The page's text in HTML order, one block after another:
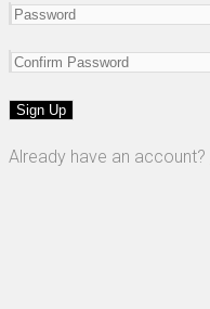
Already have an account?